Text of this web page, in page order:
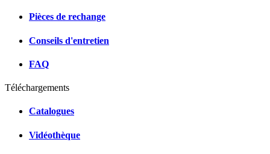
Pièces de rechange
Conseils d'entretien
FAQ
Téléchargements
Catalogues
Vidéothèque